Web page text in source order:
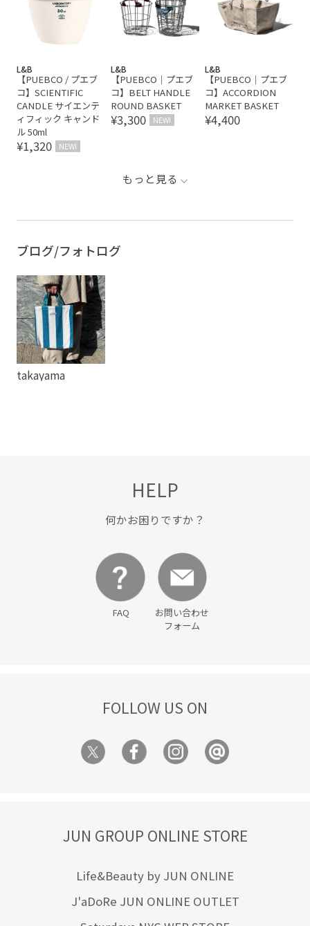
L&B
【PUEBCO / プエブ
コ】SCIENTIFIC
CANDLE サイエンテ
ィフィック キャンド
ル 50ml
¥1,320 NEW!
L&B
【PUEBCO｜プエブ
コ】BELT HANDLE
ROUND BASKET
¥3,300 NEW!
L&B
【PUEBCO｜プエブ
コ】ACCORDION
MARKET BASKET
¥4,400
もっと見る
ブログ/フォトログ
takayama
HELP
何かお困りですか？
FAQ
お問い合わせ
フォーム
FOLLOW US ON
JUN GROUP ONLINE STORE
Life&Beauty by JUN ONLINE
J'aDoRe JUN ONLINE OUTLET